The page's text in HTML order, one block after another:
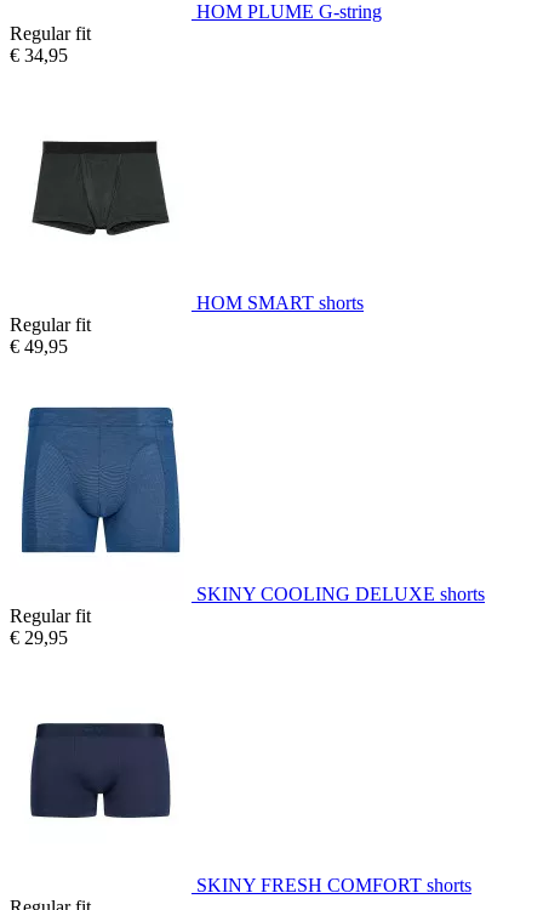
HOM PLUME G-string
Regular fit
€ 34,95
HOM SMART shorts
Regular fit
€ 49,95
SKINY COOLING DELUXE shorts
Regular fit
€ 29,95
SKINY FRESH COMFORT shorts